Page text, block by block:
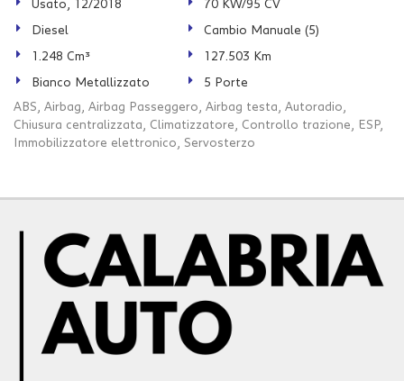
Usato, 12/2018 70 KW/95 CV
Diesel Cambio Manuale (5)
1.248 Cm³ 127.503 Km
Bianco Metallizzato
5 Porte
ABS, Airbag, Airbag Passeggero, Airbag testa, Autoradio,
Chiusura centralizzata, Climatizzatore, Controllo trazione, ESP,
Immobilizzatore elettronico, Servosterzo